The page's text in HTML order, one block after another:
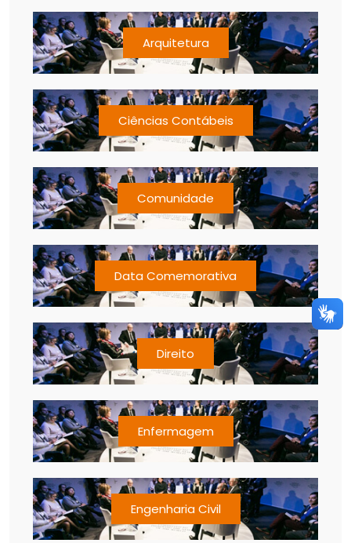
Arquitetura
Ciências Contábeis
Comunidade
Data Comemorativa
Direito
Enfermagem
Engenharia Civil